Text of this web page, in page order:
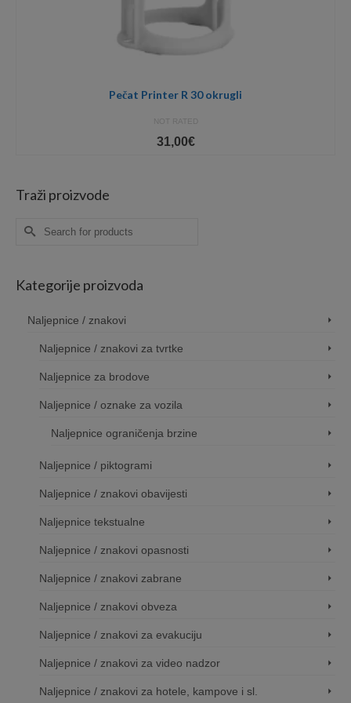
Pečat Printer R 30 okrugli
NOT RATED
31,00€
Traži proizvode
Search
Kategorije proizvoda
Naljepnice / znakovi
Naljepnice / znakovi za tvrtke
Naljepnice za brodove
Naljepnice / oznake za vozila
Naljepnice ograničenja brzine
Naljepnice / piktogrami
Naljepnice / znakovi obavijesti
Naljepnice tekstualne
Naljepnice / znakovi opasnosti
Naljepnice / znakovi zabrane
Naljepnice / znakovi obveza
Naljepnice / znakovi za evakuciju
Naljepnice / znakovi za video nadzor
Naljepnice / znakovi za hotele, kampove i sl.